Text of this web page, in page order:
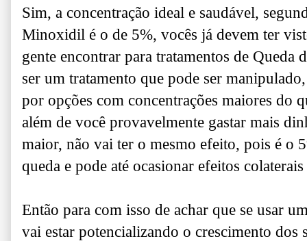
Sim, a concentração ideal e saudável,
Minoxidil é o de 5%, vocês já devem ter
gente encontrar para tratamentos de Queda
ser um tratamento que pode ser
por opções com concentrações maiores do
além de você provavelmente gastar mais
maior, não vai ter o mesmo efeito, pois é o
queda e pode até ocasionar efeitos
Então para com isso de achar que se usar
vai estar potencializando o crescimento dos